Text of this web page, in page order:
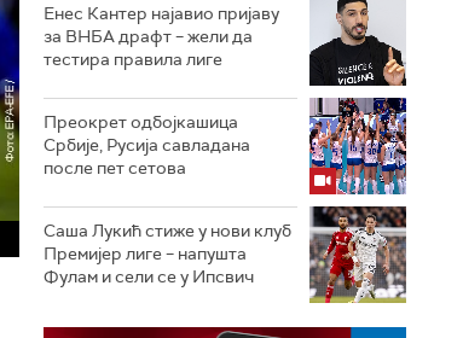
Енес Кантер најавио пријаву
за ВНБА драфт – жели да
тестира правила лиге
Преокрет одбојкашица
Србије, Русија савладана
после пет сетова
Саша Лукић стиже у нови клуб
Премијер лиге – напушта
Фулам и сели се у Ипсвич